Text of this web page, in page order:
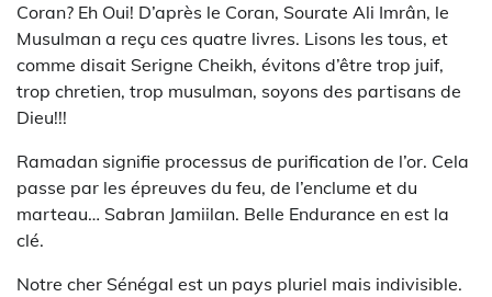
Coran? Eh Oui! D’après le Coran, Sourate Ali Imrân, le
Musulman a reçu ces quatre livres. Lisons les tous, et
comme disait Serigne Cheikh, évitons d’être trop juif,
trop chretien, trop musulman, soyons des partisans de
Dieu!!!
Ramadan signifie processus de purification de l’or. Cela
passe par les épreuves du feu, de l’enclume et du
marteau… Sabran Jamiilan. Belle Endurance en est la
clé.
Notre cher Sénégal est un pays pluriel mais indivisible.